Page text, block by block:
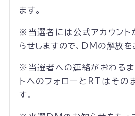
ます。
※当選者には公式アカウント
らせしますので、DMの解放を
※当選者への連絡がおわるま
トへのフォローとRTはその
す。